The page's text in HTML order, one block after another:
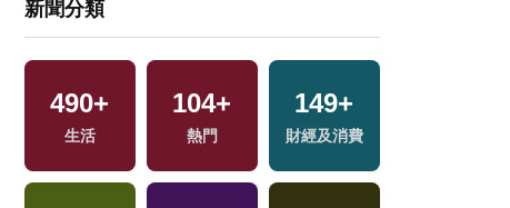
新聞分類
490+
生活
104+
熱門
149+
財經及消費